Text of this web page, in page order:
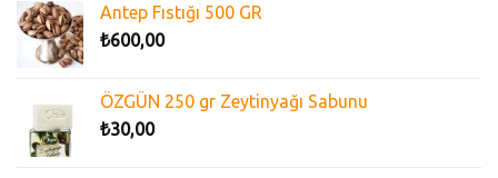
Antep Fıstığı 500 GR
₺600,00
ÖZGÜN 250 gr Zeytinyağı Sabunu
₺30,00